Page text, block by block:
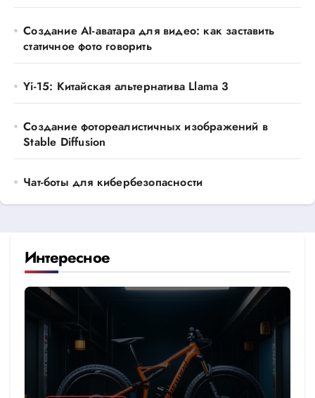
Создание AI-аватара для видео: как заставить
статичное фото говорить
Yi-15: Китайская альтернатива Llama 3
Создание фотореалистичных изображений в
Stable Diffusion
Чат-боты для кибербезопасности
Интересное